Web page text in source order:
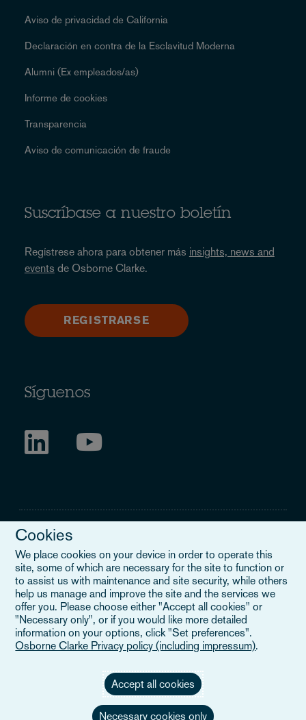
Aviso de privacidad de California
Declaración en contra de la Esclavitud Moderna
Alumni (Ex empleados/as)
Informe de cookies
Transparencia
Aviso de comunicación de fraude
Suscríbase a nuestro boletín
Regístrese ahora para obtener más insights, news and
events de Osborne Clarke.
REGISTRARSE
Síguenos
Legal Notice
When you read about Osborne Clarke on this site, we are either
referring to our international organisation, Osborne Clarke Verein
(OCV), or one of its member firms. OCV is a Swiss verein and
doesn’t provide services to clients. The OCV member firms are all
separate legal entities and have no authority to obligate or bind
Cookies
We place cookies on your device in order to operate this
site, some of which are necessary for the site to function or
to assist us with maintenance and site security, while others
help us manage and improve the site and the services we
offer you. Please choose either "Accept all cookies" or
"Necessary only", or if you would like more detailed
information on your options, click "Set preferences".
Osborne Clarke Privacy policy (including impressum).
Accept all cookies
Necessary cookies only